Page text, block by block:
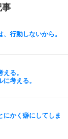
事
行動しないから。
る。
考える。
にかく癖にしてしま